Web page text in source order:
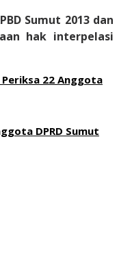
Sumut 2013 dan
hak interpelasi
Periksa 22 Anggota
DPRD Sumut